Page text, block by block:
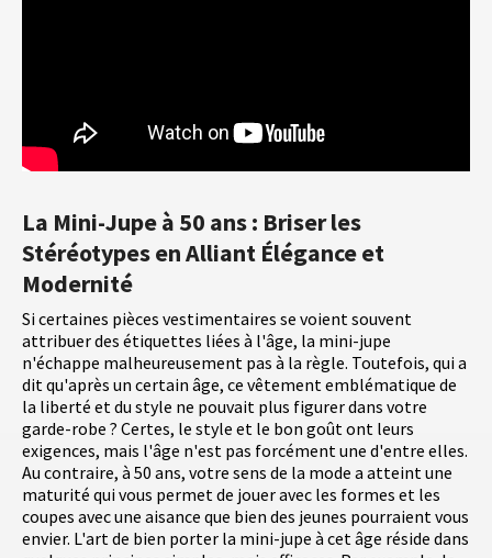
La Mini-Jupe à 50 ans : Briser les
Stéréotypes en Alliant Élégance et
Modernité
Si certaines pièces vestimentaires se voient souvent
attribuer des étiquettes liées à l'âge, la mini-jupe
n'échappe malheureusement pas à la règle. Toutefois, qui a
dit qu'après un certain âge, ce vêtement emblématique de
la liberté et du style ne pouvait plus figurer dans votre
garde-robe ? Certes, le style et le bon goût ont leurs
exigences, mais l'âge n'est pas forcément une d'entre elles.
Au contraire, à 50 ans, votre sens de la mode a atteint une
maturité qui vous permet de jouer avec les formes et les
coupes avec une aisance que bien des jeunes pourraient vous
envier. L'art de bien porter la mini-jupe à cet âge réside dans